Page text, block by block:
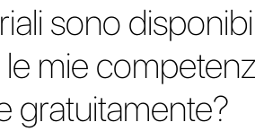
sono
mie
gratuitamente?